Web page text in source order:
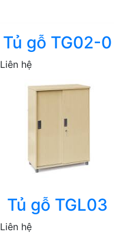
Tủ gỗ TG02-0
Liên hệ
Tủ gỗ TGL03
Liên hệ